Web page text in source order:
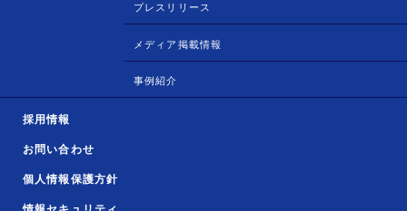
プレスリリース
メディア掲載情報
事例紹介
採用情報
お問い合わせ
個人情報保護方針